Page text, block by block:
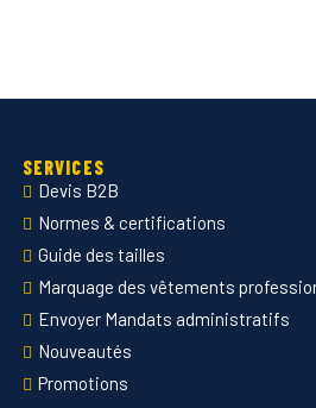
SERVICES
Devis B2B
Normes & certifications
Guide des tailles
Marquage des vêtements
Envoyer Mandats administratifs
Nouveautés
Promotions